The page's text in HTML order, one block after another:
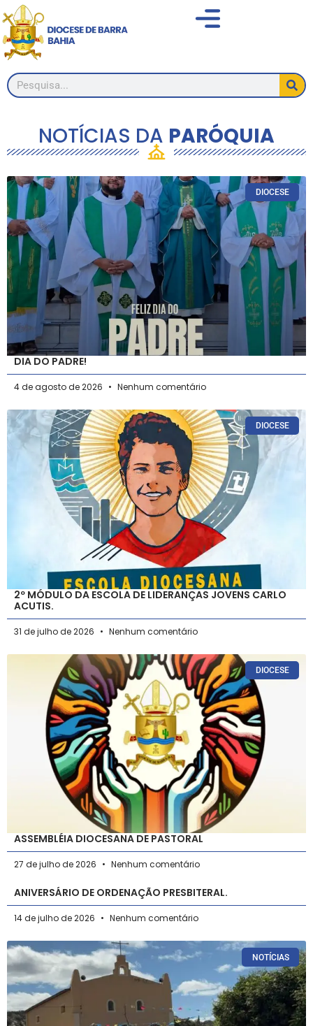
NOTÍCIAS DA PARÓQUIA
DIOCESE
DIA DO PADRE!
4 de agosto de 2026 Nenhum comentário
DIOCESE
2º MÓDULO DA ESCOLA DE LIDERANÇAS JOVENS CARLO
ACUTIS.
31 de julho de 2026 Nenhum comentário
DIOCESE
ASSEMBLÉIA DIOCESANA DE PASTORAL
27 de julho de 2026 Nenhum comentário
ANIVERSÁRIO DE ORDENAÇÃO PRESBITERAL.
14 de julho de 2026 Nenhum comentário
NOTÍCIAS